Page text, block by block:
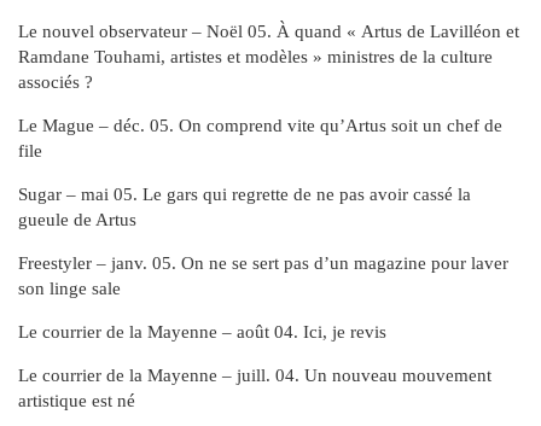
Le nouvel observateur – Noël 05. À quand « Artus de Lavilléon et
Ramdane Touhami, artistes et modèles » ministres de la culture
associés ?
Le Mague – déc. 05. On comprend vite qu’Artus soit un chef de
file
Sugar – mai 05. Le gars qui regrette de ne pas avoir cassé la
gueule de Artus
Freestyler – janv. 05. On ne se sert pas d’un magazine pour laver
son linge sale
Le courrier de la Mayenne – août 04. Ici, je revis
Le courrier de la Mayenne – juill. 04. Un nouveau mouvement
artistique est né